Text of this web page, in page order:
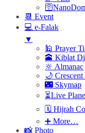
📆 Event
💻 e-Falak
▼
🕌 Prayer
🕋 Kiblat
🔆 Almanac
🌙
🌃 Skymap
⏳Live
🗓 Hijrah
➕ More…
📸 Photo